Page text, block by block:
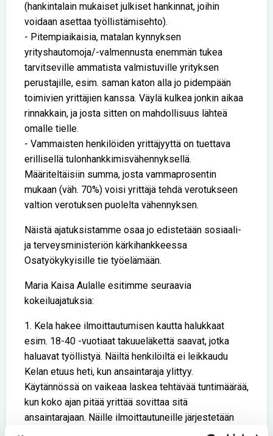
(hankintalain mukaiset julkiset hankinnat, joihin
voidaan asettaa työllistämisehto).
- Pitempiaikaisia, matalan kynnyksen
yrityshautomoja/-valmennusta enemmän tukea
tarvitseville ammatista valmistuville yrityksen
perustajille, esim. saman katon alla jo pidempään
toimivien yrittäjien kanssa. Väylä kulkea jonkin aikaa
rinnakkain, ja josta sitten on mahdollisuus lähteä
omalle tielle.
- Vammaisten henkilöiden yrittäjyyttä on tuettava
erillisellä tulonhankkimisvähennyksellä.
Määriteltäisiin summa, josta vammaprosentin
mukaan (väh. 70%) voisi yrittäjä tehdä verotukseen
valtion verotuksen puolelta vähennyksen.
Näistä ajatuksistamme osaa jo edistetään sosiaali-
ja terveysministeriön kärkihankkeessa
Osatyökykyisille tie työelämään.
Maria Kaisa Aulalle esitimme seuraavia
kokeiluajatuksia:
1. Kela hakee ilmoittautumisen kautta halukkaat
esim. 18-40 -vuotiaat takuueläkettä saavat, jotka
haluavat työllistyä. Näiltä henkilöiltä ei leikkaudu
Kelan etuus heti, kun ansaintaraja ylittyy.
Käytännössä on vaikeaa laskea tehtävää tuntimäärää,
kun koko ajan pitää yrittää sovittaa sitä
ansaintarajaan. Näille ilmoittautuneille järjestetään